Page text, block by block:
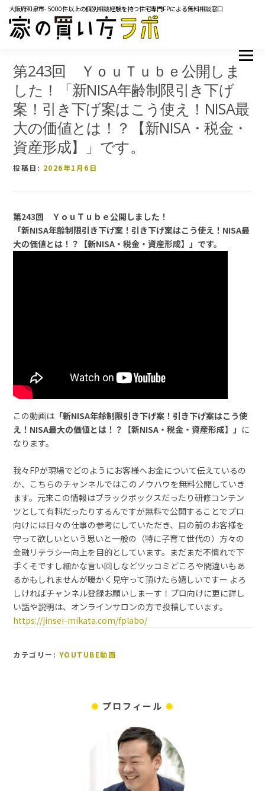
大阪府和泉市- 5000件以上の個別相談経験を持つ住宅専門FPによる無料相談窓口
メニュー
よくあるご質問
マネーコラム YOUTUBE イベント・セミナー
メディア掲載実績 レンタルスペース 会社概要
お問い合わせ
第243回 ＹｏｕＴｕｂｅ公開しま
した！「新NISA年齢制限引き下げ
案！引き下げ案はこう使え！NISA最
大の価値とは！？【新NISA・税金・
資産形成】」です。
投稿日: 2026年1月6日
第243回 ＹｏｕＴｕｂｅ公開しました！
「新NISA年齢制限引き下げ案！引き下げ案はこう使え！NISA最
大の価値とは！？【新NISA・税金・資産形成】」です。
この動画は 「新NISA年齢制限引き下げ案！引き下げ案はこう使
え！NISA最大の価値とは！？【新NISA・税金・資産形成】」 に
なります。
我々FPが現場でどのようにお客様へお金について伝えているの
か、こちらのチャンネルではこのノウハウを無料公開していき
ます。元来この情報はブラックボックスだったり研修コンテン
ツとして有料だったりするんですが無料で公開することでプロ
向けには日々の仕事の参考にしていただき、目の前のお客様を
守って欲しいという思いと一般の（特に子育て世代の）方々の
金融リテラシー向上を目的としています。まだまだ不慣れで下
手くそですし細かな言い回しなどツッコミどころや間違いもあ
るかもしれませんが暖かく見守って頂けたら嬉しいですー よろ
しければチャンネル登録お願いしまーす！プロ向けに更に詳し
い話や説明は、オンラインサロンの方で投稿しています。
https://jinsei-mikata.com/fplabo/
カテゴリー: YOUTUBE動画
プロフィール